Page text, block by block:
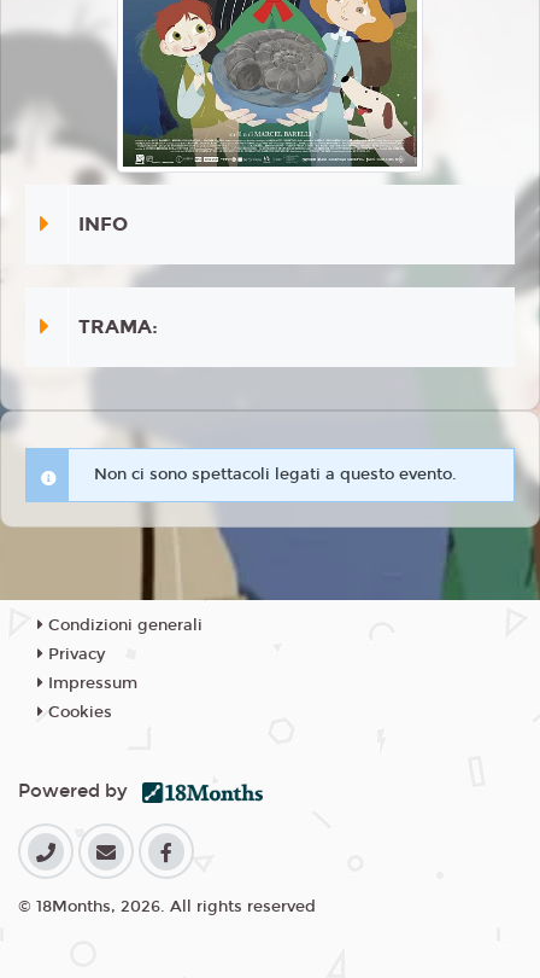
INFO
TRAMA:
Non ci sono spettacoli legati a questo evento.
Condizioni generali
Privacy
Impressum
Cookies
Powered by
© 18Months, 2026. All rights reserved